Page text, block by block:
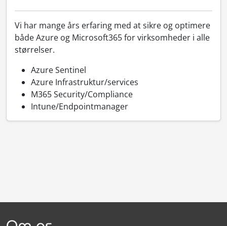
Vi har mange års erfaring med at sikre og optimere
både Azure og Microsoft365 for virksomheder i alle
størrelser.
Azure Sentinel
Azure Infrastruktur/services
M365 Security/Compliance
Intune/Endpointmanager